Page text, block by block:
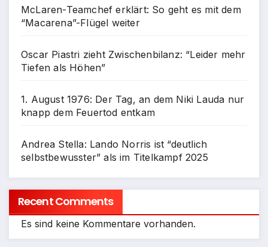
McLaren-Teamchef erklärt: So geht es mit dem
“Macarena”-Flügel weiter
Oscar Piastri zieht Zwischenbilanz: “Leider mehr
Tiefen als Höhen”
1. August 1976: Der Tag, an dem Niki Lauda nur
knapp dem Feuertod entkam
Andrea Stella: Lando Norris ist “deutlich
selbstbewusster” als im Titelkampf 2025
Recent Comments
Es sind keine Kommentare vorhanden.